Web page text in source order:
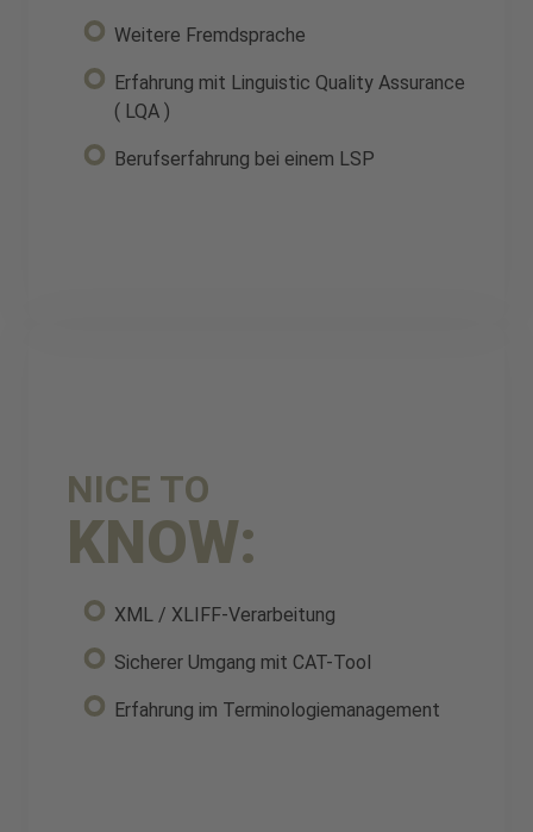
Weitere Fremdsprache
Erfahrung mit Linguistic Quality Assurance
( LQA )
Berufserfahrung bei einem LSP
NICE TO
KNOW:
XML / XLIFF-Verarbeitung
Sicherer Umgang mit CAT-Tool
Erfahrung im Terminologiemanagement